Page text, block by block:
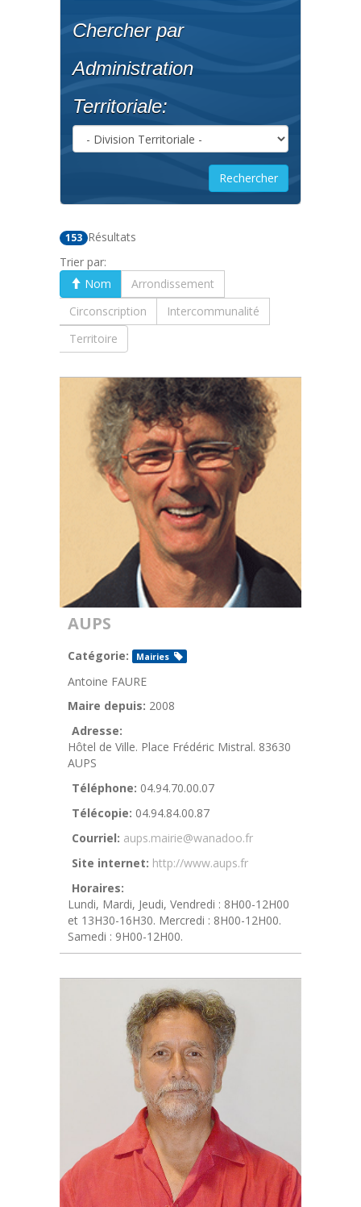
Chercher par
Administration
Territoriale:
153 Résultats
Trier par:
Nom
Arrondissement
Circonscription
Intercommunalité
Territoire
AUPS
Catégorie: Mairies
Antoine FAURE
Maire depuis: 2008
Adresse:
Hôtel de Ville. Place Frédéric Mistral. 83630
AUPS
Téléphone: 04.94.70.00.07
Télécopie: 04.94.84.00.87
Courriel: aups.mairie@wanadoo.fr
Site internet: http://www.aups.fr
Horaires:
Lundi, Mardi, Jeudi, Vendredi : 8H00-12H00
et 13H30-16H30. Mercredi : 8H00-12H00.
Samedi : 9H00-12H00.